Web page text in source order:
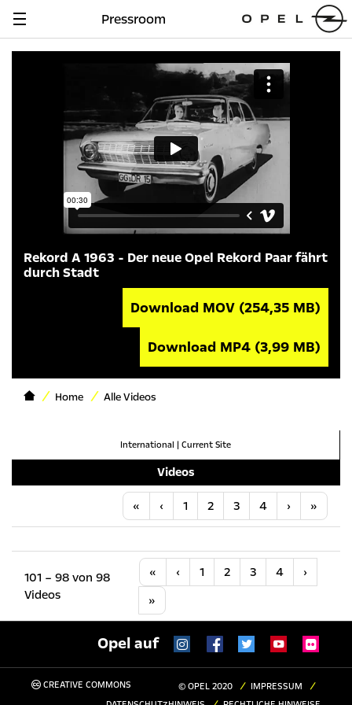
Navigation
Pressroom
Rekord A 1963 - Der neue Opel Rekord Paar fährt
durch Stadt
Download MOV (254,35 MB)
Download MP4 (3,99 MB)
Home Alle Videos
International | Current Site
Videos
« Anfang
‹ Vorherige
1 2 3 4 ›Nächste
»
101 – 98 von 98
Videos
« Anfang
‹ Vorherige
1 2 3 4 ›Nächste
»
Opel auf
CREATIVE COMMONS © OPEL 2020
IMPRESSUM